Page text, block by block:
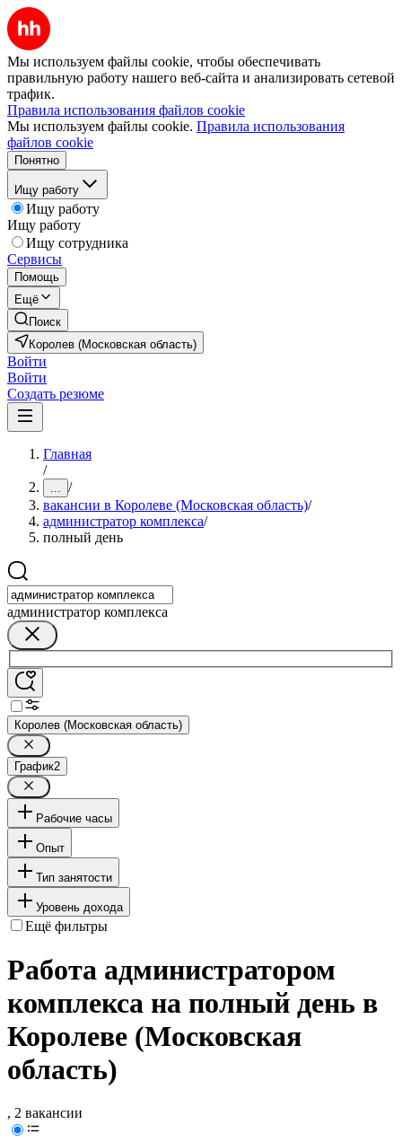
Мы используем файлы cookie, чтобы обеспечивать
правильную работу нашего веб-сайта и анализировать сетевой
трафик.
Правила использования файлов cookie
Мы используем файлы cookie. Правила использования
файлов cookie
Понятно
Ищу работу
Ищу работу
Ищу работу
Ищу сотрудника
Сервисы
Помощь
Ещё
Поиск
Королев (Московская область)
Войти
Войти
Создать резюме
Главная
/
... /
вакансии в Королеве (Московская область)/
администратор комплекса/
полный день
администратор комплекса
Королев (Московская область)
График2
Рабочие часы
Опыт
Тип занятости
Уровень дохода
Ещё фильтры
Работа администратором
комплекса на полный день в
Королеве (Московская
область)
, 2 вакансии